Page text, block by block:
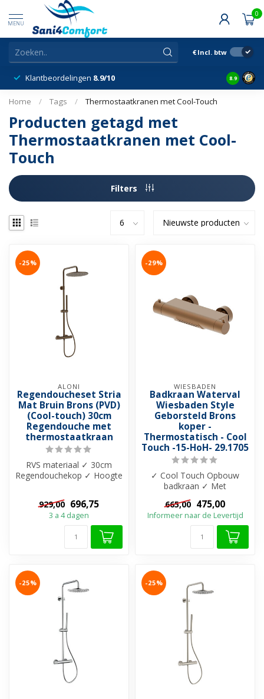
MENU
0
€ Incl. btw
Klantbeordelingen 8.9/10 8.9
Home / Tags / Thermostaatkranen met Cool-Touch
Producten getagd met
Thermostaatkranen met Cool-
Touch
Filters
-25%
ALONI
Regendoucheset Stria
Mat Bruin Brons (PVD)
(Cool-touch) 30cm
Regendouche met
thermostaatkraan
RVS materiaal ✓ 30cm
Regendouchekop ✓ Hoogte
✓ 15 HoH ...
929,00 696,75
3 a 4 dagen
-29%
WIESBADEN
Badkraan Waterval
Wiesbaden Style
Geborsteld Brons
koper -
Thermostatisch - Cool
Touch -15-HoH- 29.1705
✓ Cool Touch Opbouw
badkraan ✓ Met
thermostaatfunctie ✓
Blokkering op 38-graden ...
665,00 475,00
Informeer naar de Levertijd
-25% -25%